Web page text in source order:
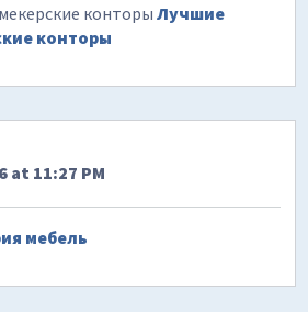
конторыЛучшие
конторы
at 11:27 PM
мебель